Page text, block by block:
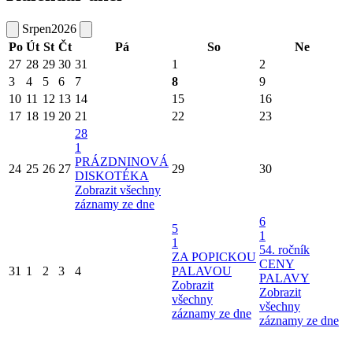
Srpen2026
Po Út St Čt Pá So
Ne
27 28 29 30 31 1
2
3
4 5 6 7 8
9
10 11 12 13 14 15
16
17 18 19 20 21 22 23
24 25 26 27
28
1
PRÁZDNINOVÁ
DISKOTÉKA
Zobrazit všechny
záznamy ze dne
29 30
31 1 2 3 4
5
1
ZA POPICKOU
PALAVOU
Zobrazit
všechny
záznamy ze dne
6
1
54. ročník
CENY
PALAVY
Zobrazit
všechny
záznamy ze dne